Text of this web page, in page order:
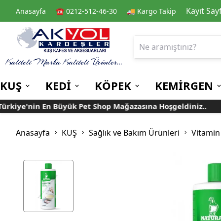
Anasayfa ☎️ 0212-512-46-30 🚚 Kargo Takip Kayıt
KUŞ
Kafes
Muhabbet
Papağan
Taşıma Kafesi
Rulolu Kafes
Kafes Aksesuarları
Yemlikler
KEDİ
Kedi Kuru Mamalar Kedi Kumları
Taşımalar
KÖPEK
Kuru Mamalar Konserve Mamalar
Mama ve Su Kapları
KEMİRGEN
Guinea Pig Yemleri
En Büyük Pet Shop Mağazasına Hoşgeldiniz..
Anasayfa KUŞ Sağlık ve Bakım Ürünleri